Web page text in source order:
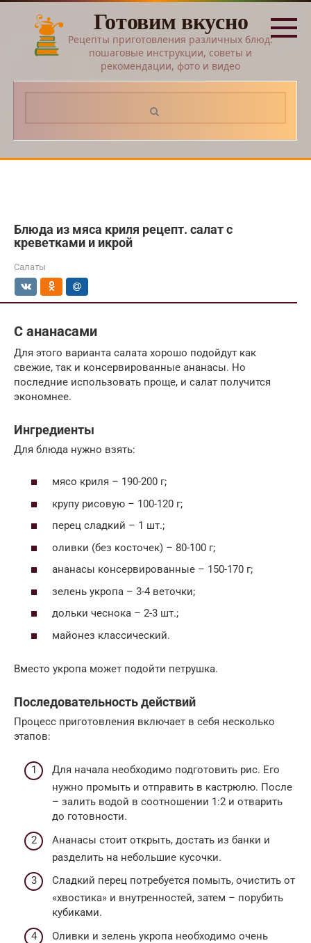
Перейти
контенту
Готовим вкусно
Рецепты приготовления различных блюд:
пошаговые инструкции, советы и
рекомендации, фото и видео
Блюда из мяса криля рецепт. салат с
креветками и икрой
Салаты
С ананасами
Для этого варианта салата хорошо подойдут как
свежие, так и консервированные ананасы. Но
последние использовать проще, и салат получится
экономнее.
Ингредиенты
Для блюда нужно взять:
мясо криля – 190-200 г;
крупу рисовую – 100-120 г;
перец сладкий – 1 шт.;
оливки (без косточек) – 80-100 г;
ананасы консервированные – 150-170 г;
зелень укропа – 3-4 веточки;
дольки чеснока – 2-3 шт.;
майонез классический.
Вместо укропа может подойти петрушка.
Последовательность действий
Процесс приготовления включает в себя несколько
этапов:
Для начала необходимо подготовить рис. Его
нужно промыть и отправить в кастрюлю. После
– залить водой в соотношении 1:2 и отварить
до готовности.
Ананасы стоит открыть, достать из банки и
разделить на небольшие кусочки.
Сладкий перец потребуется помыть, очистить от
«хвостика» и внутренностей, затем – порубить
кубиками.
Оливки и зелень укропа необходимо очень